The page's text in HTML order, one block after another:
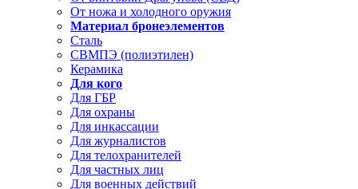
От ножа и холодного оружия
Материал бронеэлементов
Сталь
СВМПЭ (полиэтилен)
Керамика
Для кого
Для ГБР
Для охраны
Для инкассации
Для журналистов
Для телохранителей
Для частных лиц
Для военных действий